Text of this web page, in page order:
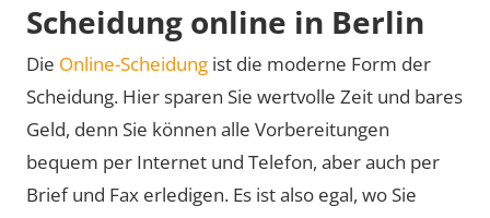
Scheidung online in Berlin
Die Online-Scheidung ist die moderne Form der
Scheidung. Hier sparen Sie wertvolle Zeit und bares
Geld, denn Sie können alle Vorbereitungen
bequem per Internet und Telefon, aber auch per
Brief und Fax erledigen. Es ist also egal, wo Sie